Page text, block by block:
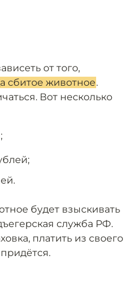
от того,
сбитое животное.
Вот несколько
будет взыскивать
служба РФ.
платить из своего